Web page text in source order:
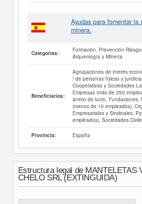
Ayudas para fomentar la
minera.
Categorías:
Formación, Prevención
Arqueología y Minería
Beneficiarios:
Agrupaciones de interés
/ de personas físicas y
Cooperativas y Sociedades
Empresas (más de 250
ánimo de lucro, Fundaciones,
(menos de 10 empleados),
Empresariales y Sindicales,
empleados), Sociedades
Provincia: España
Estructura legal de MANTELETAS
CHELO SRL (EXTINGUIDA)